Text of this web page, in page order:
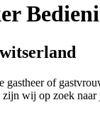
gastheer of
zijn wij op zoek naar